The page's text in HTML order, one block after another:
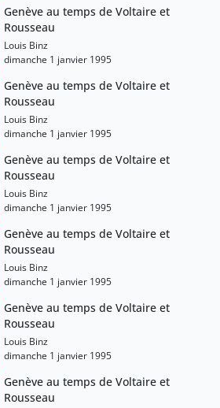
Genève au temps de Voltaire et
Rousseau
Louis Binz
dimanche 1 janvier 1995
Genève au temps de Voltaire et
Rousseau
Louis Binz
dimanche 1 janvier 1995
Genève au temps de Voltaire et
Rousseau
Louis Binz
dimanche 1 janvier 1995
Genève au temps de Voltaire et
Rousseau
Louis Binz
dimanche 1 janvier 1995
Genève au temps de Voltaire et
Rousseau
Louis Binz
dimanche 1 janvier 1995
Genève au temps de Voltaire et
Rousseau